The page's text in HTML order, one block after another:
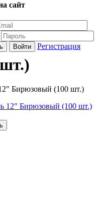
сайт
Войти Регистрация
Бирюзовый (100 шт.)